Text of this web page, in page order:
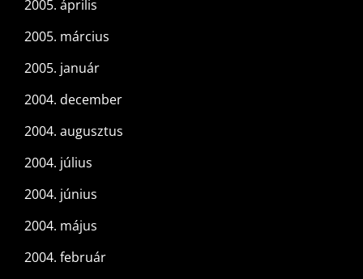
2005. április
2005. március
2005. január
2004. december
2004. augusztus
2004. július
2004. június
2004. május
2004. február